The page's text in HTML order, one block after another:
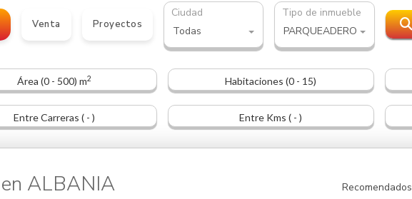
Venta Proyectos
Ciudad
Todas
Tipo de inmueble
PARQUEADERO
Área (0 - 500) m2 Habitaciones (0 - 15)
Entre Carreras ( - ) Entre Kms ( - )
ALBANIA Recomendados